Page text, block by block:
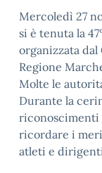
Mercoledì 27
si è tenuta la
organizzata
Regione
Molte le
Durante la
riconoscimenti
ricordare i
atleti e